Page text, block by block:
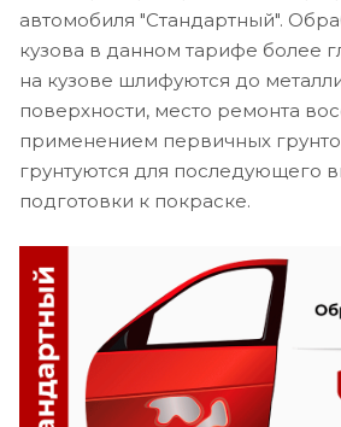
автомобиля "Стандартный".
кузова в данном тарифе более
на кузове шлифуются до
поверхности, место ремонта
применением первичных
грунтуются для последующего
подготовки к покраске.